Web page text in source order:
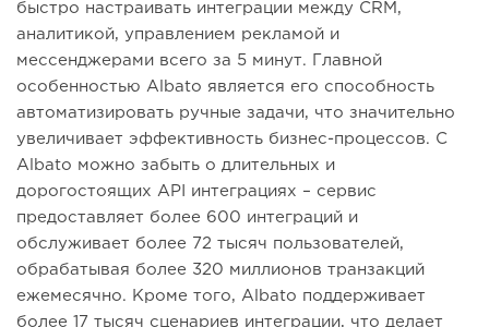
быстро настраивать интеграции между CRM,
аналитикой, управлением рекламой и
мессенджерами всего за 5 минут. Главной
особенностью Albato является его способность
автоматизировать ручные задачи, что значительно
увеличивает эффективность бизнес-процессов. С
Albato можно забыть о длительных и
дорогостоящих API интеграциях – сервис
предоставляет более 600 интеграций и
обслуживает более 72 тысяч пользователей,
обрабатывая более 320 миллионов транзакций
ежемесячно. Кроме того, Albato поддерживает
более 17 тысяч сценариев интеграции, что делает